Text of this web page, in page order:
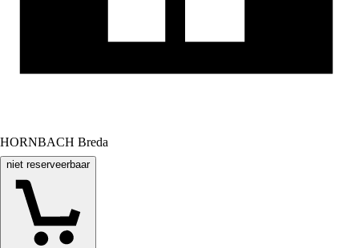
HORNBACH Breda
niet reserveerbaar